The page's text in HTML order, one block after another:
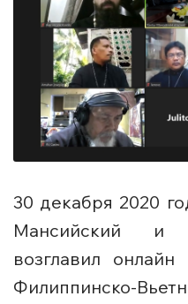
30 декабря 2020
Мансийский и
возглавил онлайн
Филиппинско-